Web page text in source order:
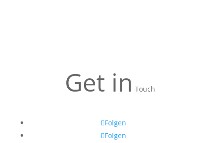
Get in Touch
Folgen
Folgen